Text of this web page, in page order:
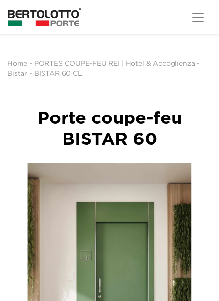
Home - PORTES COUPE-FEU REI | Hotel & Accoglienza -
Bistar - BISTAR 60 CL
Porte coupe-feu
BISTAR 60